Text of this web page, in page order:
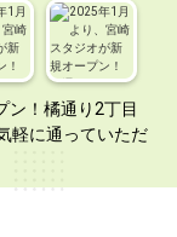
ン！橘通り2丁目
軽に通っていただ